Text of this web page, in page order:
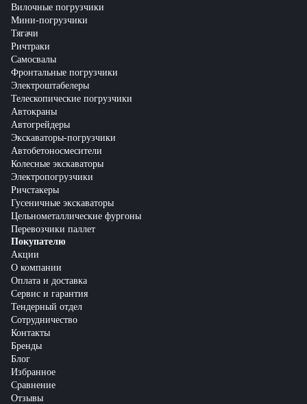
Вилочные погрузчики
Мини-погрузчики
Тягачи
Ричтраки
Самосвалы
Фронтальные погрузчики
Электроштабелеры
Телескопические погрузчики
Автокраны
Автогрейдеры
Экскаваторы-погрузчики
Автобетоносмесители
Колесные экскаваторы
Электропогрузчики
Ричстакеры
Гусеничные экскаваторы
Цельнометаллические фургоны
Перевозчики паллет
Покупателю
Акции
О компании
Оплата и доставка
Сервис и гарантия
Тендерный отдел
Сотрудничество
Контакты
Бренды
Блог
Избранное
Сравнение
Отзывы